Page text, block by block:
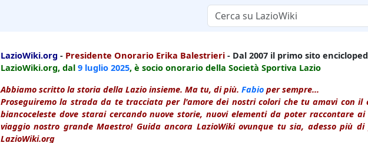
LazioWiki.org - Presidente Onorario Erika Balestrieri - Dal 2007 il primo sito
LazioWiki.org, dal 9 luglio 2025, è socio onorario della Società Sportiva Lazio
Abbiamo scritto la storia della Lazio insieme. Ma tu, di più. Fabio per sempre...
Proseguiremo la strada da te tracciata per l'amore dei nostri colori che tu amavi con
biancoceleste dove starai cercando nuove storie, nuovi elementi da poter raccontare
viaggio nostro grande Maestro! Guida ancora LazioWiki ovunque tu sia, adesso più
LazioWiki.org